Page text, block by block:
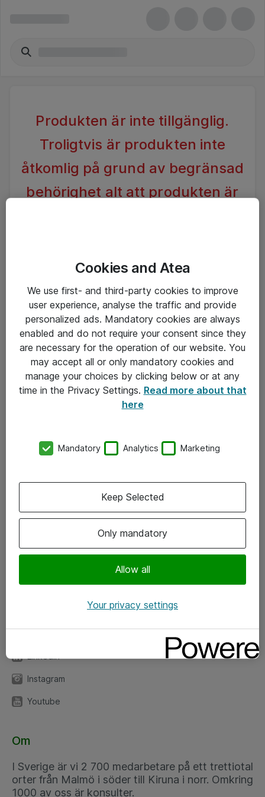
Produkten är inte tillgänglig.
Troligtvis är produkten inte
åtkomlig på grund av begränsad
behörighet alt att produkten är
Hitta direkt
Om eShop
Driftsinformation
kundtjanst@atea.se
Kontor
Linkedin
Instagram
Youtube
Om
I Sverige är vi 2 700 medarbetare på ett trettiotal
orter från Malmö i söder till Kiruna i norr. Omkring
1000 av oss är konsulter.
Cookies and Atea
We use first- and third-party cookies to improve
user experience, analyse the traffic and provide
personalized ads. Mandatory cookies are always
enabled and do not require your consent since they
are necessary for the operation of our website. You
may accept all or only mandatory cookies and
manage your choices by clicking below or at any
time in the Privacy Settings. Read more about that
here
Mandatory Analytics Marketing
Only mandatory
Allow all
Keep Selected
Your privacy settings